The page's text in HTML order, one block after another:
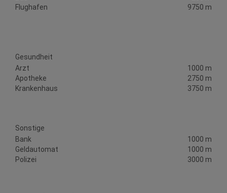
Flughafen
9750 m
Gesundheit
Arzt
1000 m
Apotheke
2750 m
Krankenhaus
3750 m
Sonstige
Bank
1000 m
Geldautomat
1000 m
Polizei
3000 m